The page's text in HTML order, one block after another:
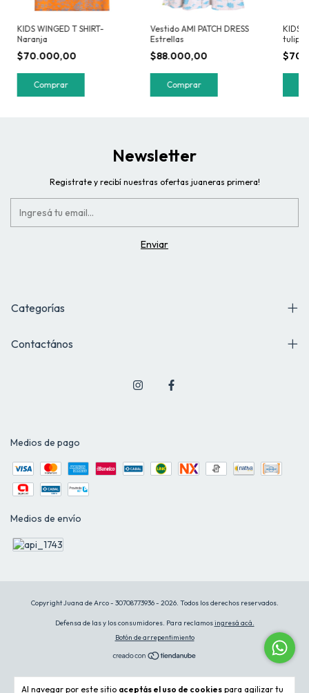
Al navegar por este sitio aceptás el uso de cookies para agilizar tu
KIDS WINGED T SHIRT-
Naranja
$70.000,00
Comprar
Vestido AMI PATCH DRESS
Estrellas
$88.000,00
Comprar
KIDS
Newsletter
Registrate y recibí nuestras ofertas juaneras primera!
Categorías
Contactános
Medios de pago
Medios de envío
Copyright Juana de Arco - 30708773936 - 2026. Todos los derechos reservados.
Defensa de las y los consumidores. Para reclamosingresá acá.
Botón de arrepentimiento